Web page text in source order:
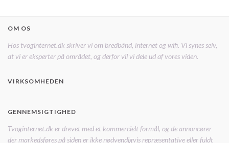
OM OS
Hos tvoginternet.dk skriver vi om bredbånd, internet og wifi. Vi synes selv,
at vi er eksperter på området, og derfor vil vi dele ud af vores viden.
VIRKSOMHEDEN
GENNEMSIGTIGHED
Tvoginternet.dk er drevet med et kommercielt formål, og de annoncører
der markedsføres på siden er ikke nødvendigvis repræsentative eller fuldt